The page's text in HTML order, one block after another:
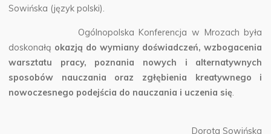
Sowińska (język polski).
Ogólnopolska Konferencja w Mrozach była
doskonałą okazją do wymiany doświadczeń, wzbogacenia
warsztatu pracy, poznania nowych i alternatywnych
sposobów nauczania oraz zgłębienia kreatywnego i
nowoczesnego podejścia do nauczania i uczenia się
Dorota Sowińska